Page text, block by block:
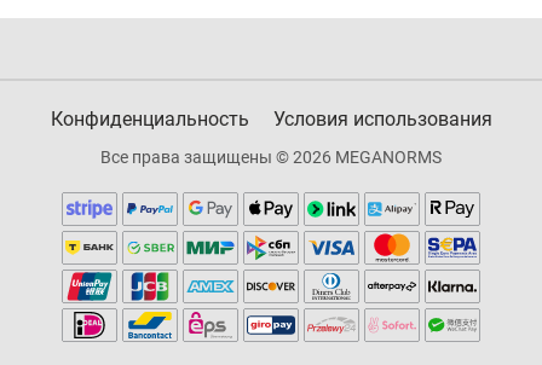
Конфиденциальность Условия использования
Все права защищены © 2026 MEGANORMS